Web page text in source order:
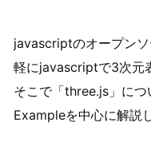
javascriptのオープン
軽にjavascriptで3次元
そこで「three.js」に
Exampleを中心に解説